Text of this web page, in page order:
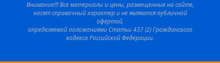
Внимание!!! Все материалы и цены, размещенные на сайте,
носят справочный характер и не являются публичной
офертой,
определяемой положениями Статьи 437 (2) Гражданского
кодекса Российской Федерации.